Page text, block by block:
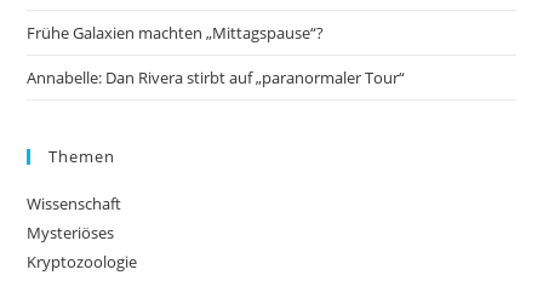
Frühe Galaxien machten „Mittagspause“?
Annabelle: Dan Rivera stirbt auf „paranormaler Tour“
Themen
Wissenschaft
Mysteriöses
Kryptozoologie